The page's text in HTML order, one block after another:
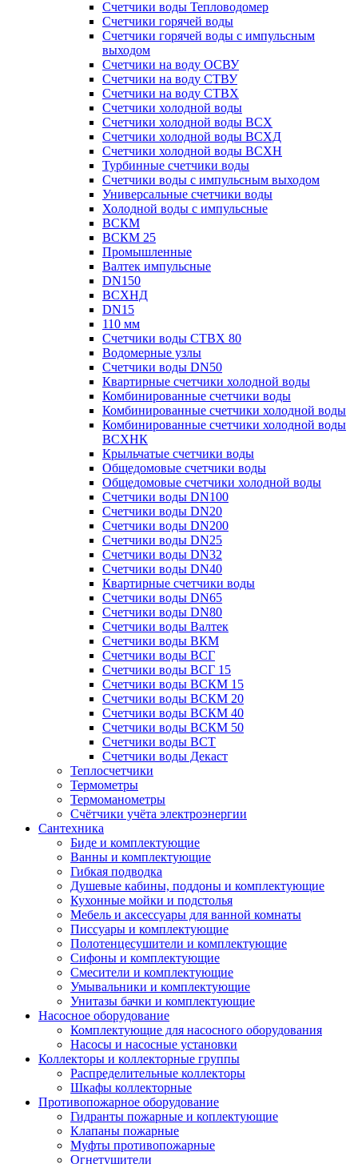
Счетчики воды Тепловодомер
Счетчики горячей воды
Счетчики горячей воды с импульсным
выходом
Счетчики на воду ОСВУ
Счетчики на воду СТВУ
Счетчики на воду СТВХ
Счетчики холодной воды
Счетчики холодной воды ВСХ
Счетчики холодной воды ВСХД
Счетчики холодной воды ВСХН
Турбинные счетчики воды
Счетчики воды с импульсным выходом
Универсальные счетчики воды
Холодной воды с импульсные
ВСКМ
ВСКМ 25
Промышленные
Валтек импульсные
DN150
ВСХНД
DN15
110 мм
Счетчики воды СТВХ 80
Водомерные узлы
Счетчики воды DN50
Квартирные счетчики холодной воды
Комбинированные счетчики воды
Комбинированные счетчики холодной воды
Комбинированные счетчики холодной воды
ВСХНК
Крыльчатые счетчики воды
Общедомовые счетчики воды
Общедомовые счетчики холодной воды
Счетчики воды DN100
Счетчики воды DN20
Счетчики воды DN200
Счетчики воды DN25
Счетчики воды DN32
Счетчики воды DN40
Квартирные счетчики воды
Счетчики воды DN65
Счетчики воды DN80
Счетчики воды Валтек
Счетчики воды ВКМ
Счетчики воды ВСГ
Счетчики воды ВСГ 15
Счетчики воды ВСКМ 15
Счетчики воды ВСКМ 20
Счетчики воды ВСКМ 40
Счетчики воды ВСКМ 50
Счетчики воды ВСТ
Счетчики воды Декаст
Теплосчетчики
Термометры
Термоманометры
Счётчики учёта электроэнергии
Сантехника
Биде и комплектующие
Ванны и комплектующие
Гибкая подводка
Душевые кабины, поддоны и комплектующие
Кухонные мойки и подстолья
Мебель и аксессуары для ванной комнаты
Писсуары и комплектующие
Полотенцесушители и комплектующие
Сифоны и комплектующие
Смесители и комплектующие
Умывальники и комплектующие
Унитазы бачки и комплектующие
Насосное оборудование
Комплектующие для насосного оборудования
Насосы и насосные установки
Коллекторы и коллекторные группы
Распределительные коллекторы
Шкафы коллекторные
Противопожарное оборудование
Гидранты пожарные и коплектующие
Клапаны пожарные
Муфты противопожарные
Огнетушители